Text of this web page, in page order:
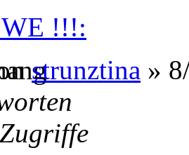
WE !!!:
strunztina »
Zugriffe